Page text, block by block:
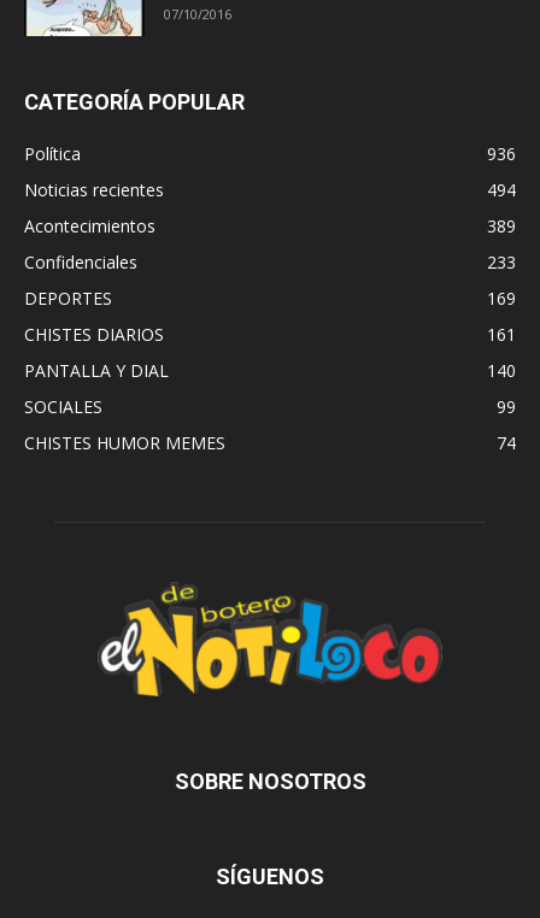
07/10/2016
CATEGORÍA POPULAR
Política
936
Noticias recientes
494
Acontecimientos
389
Confidenciales
233
DEPORTES
169
CHISTES DIARIOS
161
PANTALLA Y DIAL
140
SOCIALES
99
CHISTES HUMOR MEMES
74
SOBRE NOSOTROS
SÍGUENOS